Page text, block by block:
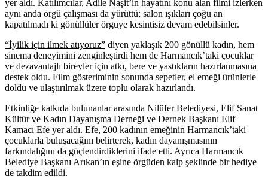
yer aldı. Katılımcılar, Adile Naşit’in hayatını konu alan filmi izlerken
aynı anda örgü çalışması da yürüttü; salon ışıkları çoğu an
kapatılmadı ki gönüllüler örgüye kesintisiz devam edebilsinler.
“İyilik için ilmek atıyoruz” diyen yaklaşık 200 gönüllü kadın, hem
sinema deneyimini zenginleştirdi hem de Harmancık’taki çocuklar
ve dezavantajlı bireyler için atkı, bere ve yastıkların hazırlanmasına
destek oldu. Film gösteriminin sonunda sepetler, el emeği ürünlerle
doldu ve ulaştırılmak üzere toplu olarak hazırlandı.
Etkinliğe katkıda bulunanlar arasında Nilüfer Belediyesi, Elif Sanat
Kültür ve Kadın Dayanışma Derneği ve Dernek Başkanı Elif
Kamacı Efe yer aldı. Efe, 200 kadının emeğinin Harmancık’taki
çocuklarla buluşacağını belirterek, kadın dayanışmasının
farkındalığını da güçlendirdiklerini ifade etti. Ayrıca Harmancık
Belediye Başkanı Arıkan’ın eşine örgüden kalp şeklinde bir hediye
de takdim edildi.